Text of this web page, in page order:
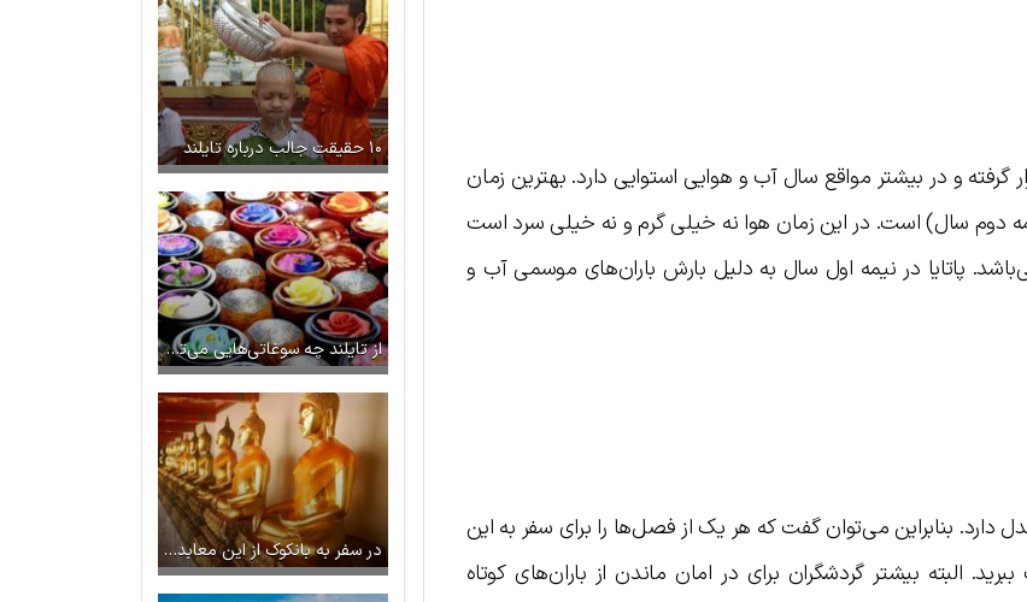
و در بیشتر مواقع سال آب و هوایی استوایی دارد. بهترین زمان
دوم سال) است. در این زمان هوا نه خیلی گرم و نه خیلی سرد است
متغیر می‌باشد. پاتایا در نیمه اول سال به دلیل بارش باران‌های موسمی آب و
دارد. بنابراین می‌توان گفت که هر یک از فصل‌ها را برای سفر به این
البته بیشتر گردشگران برای در امان ماندن از باران‌های کوتاه
۱۰ حقیقت جالب درباره تایلند
از تایلند چه سوغاتی‌هایی می‌توان خرید؟
در سفر به بانکوک از این معابد دیدن کنید